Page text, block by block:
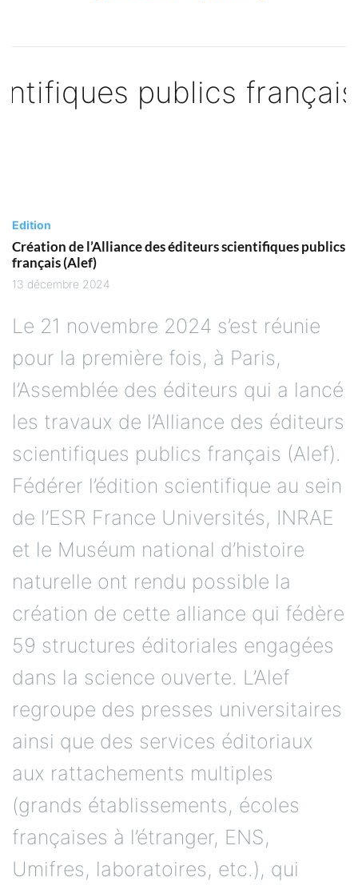
Edition
Création de l’Alliance des éditeurs scientifiques publics
français (Alef)
13 décembre 2024
Le 21 novembre 2024 s’est réunie
pour la première fois, à Paris,
l’Assemblée des éditeurs qui a lancé
les travaux de l’Alliance des éditeurs
scientifiques publics français (Alef).
Fédérer l’édition scientifique au sein
de l’ESR France Universités, INRAE
et le Muséum national d’histoire
naturelle ont rendu possible la
création de cette alliance qui fédère
59 structures éditoriales engagées
dans la science ouverte. L’Alef
regroupe des presses universitaires
ainsi que des services éditoriaux
aux rattachements multiples
(grands établissements, écoles
françaises à l’étranger, ENS,
Umifres, laboratoires, etc.), qui